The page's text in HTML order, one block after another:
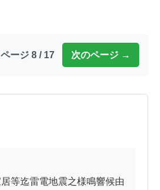
ページ 8 / 17 次のページ →